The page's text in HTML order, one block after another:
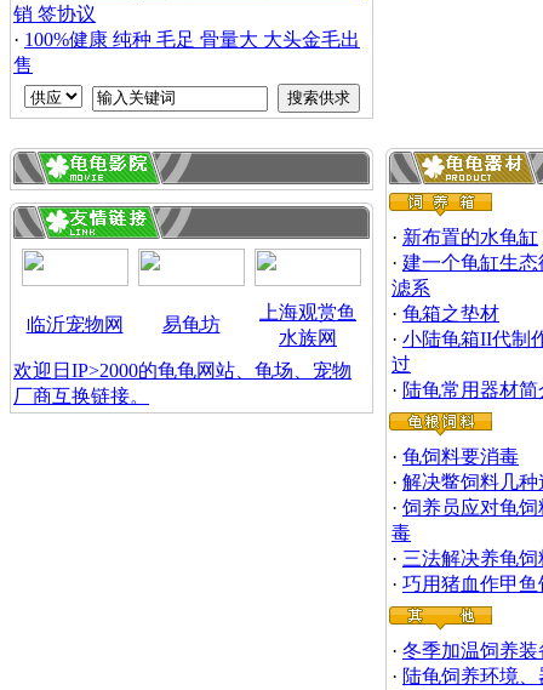
销 签协议
· 100%健康 纯种 毛足 骨量大 大头金毛出
售
临沂宠物网 易龟坊
上海观赏鱼
水族网
欢迎日IP>2000的龟龟网站、龟场、宠物
厂商互换链接。
· 新布置的水龟缸
· 建一个龟缸生态
滤系
· 龟箱之垫材
· 小陆龟箱II代制
过
· 陆龟常用器材简
· 龟饲料要消毒
· 解决鳖饲料几种
· 饲养员应对龟饲
毒
· 三法解决养龟饲
· 巧用猪血作甲鱼
· 冬季加温饲养装
· 陆龟饲养环境